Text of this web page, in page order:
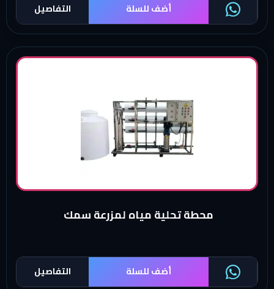
التفاصيل أضف للسلة
محطة تحلية مياه لمزرعة سمك
التفاصيل أضف للسلة